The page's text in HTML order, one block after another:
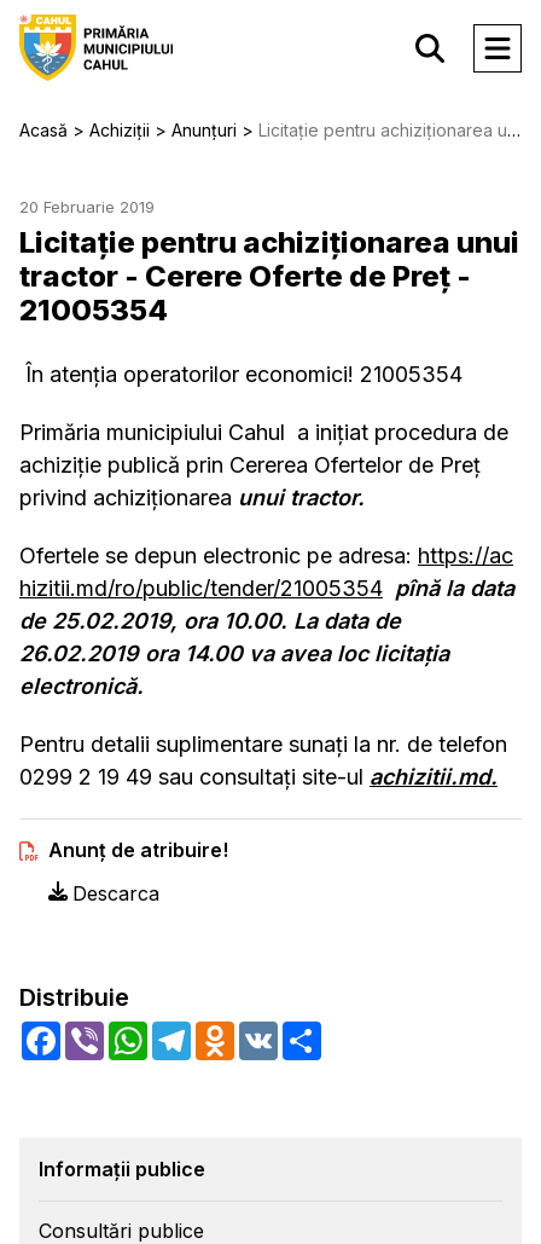
Acasă Achiziții Anunțuri Licitație pentru achiziționarea unui tractor - Cerere Oferte de Preț - 21005354
20 Februarie 2019
Licitație pentru achiziționarea unui
tractor - Cerere Oferte de Preț -
21005354
În atenția operatorilor economici! 21005354
Primăria municipiului Cahul a inițiat procedura de
achiziție publică prin Cererea Ofertelor de Preț
privind achiziționarea unui tractor.
Ofertele se depun electronic pe adresa: https://ac
hizitii.md/ro/public/tender/21005354 pînă la data
de 25.02.2019, ora 10.00. La data de
26.02.2019 ora 14.00 va avea loc licitația
electronică.
Pentru detalii suplimentare sunați la nr. de telefon
0299 2 19 49 sau consultați site-ul achizitii.md.
Anunț de atribuire!
Descarca
Distribuie
Facebook
Viber WhatsApp
TelegramOdnoklassniki
VK
Informații publice
Consultări publice